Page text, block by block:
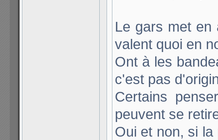
Le gars met en
valent quoi en
Ont à les
c'est pas
Certains
peuvent se
Oui et non, si